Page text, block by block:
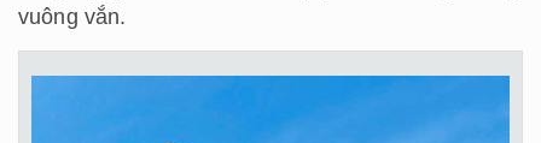
vuông vắn.